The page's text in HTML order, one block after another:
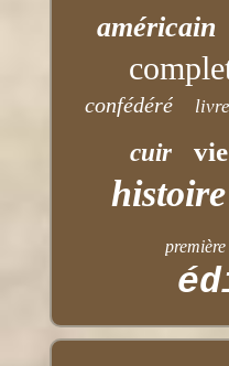
américain
confédéré
cuir vie
histoire
première